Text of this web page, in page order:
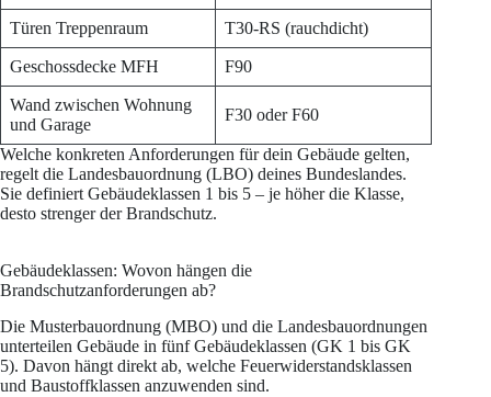
Türen Treppenraum T30-RS (rauchdicht)
Geschossdecke MFH F90
Wand zwischen Wohnung
und Garage
F30 oder F60
Welche konkreten Anforderungen für dein Gebäude gelten,
regelt die Landesbauordnung (LBO) deines Bundeslandes.
Sie definiert Gebäudeklassen 1 bis 5 – je höher die Klasse,
desto strenger der Brandschutz.
Gebäudeklassen: Wovon hängen die
Brandschutzanforderungen ab?
Die Musterbauordnung (MBO) und die Landesbauordnungen
unterteilen Gebäude in fünf Gebäudeklassen (GK 1 bis GK
5). Davon hängt direkt ab, welche Feuerwiderstandsklassen
und Baustoffklassen anzuwenden sind.